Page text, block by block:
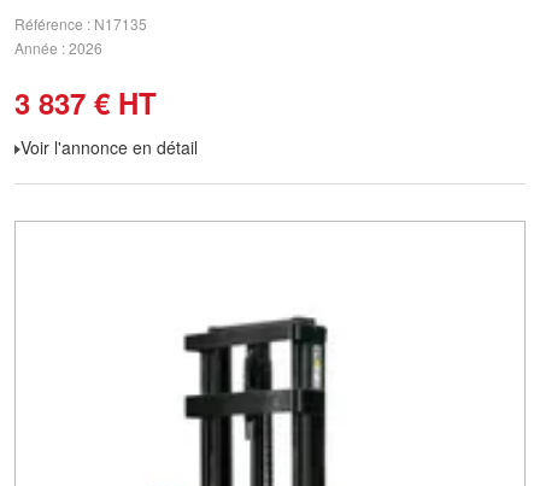
Référence
N17135
Année 2026
3 837 € HT
Voir l'annonce en détail